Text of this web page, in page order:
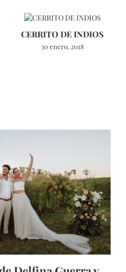
CERRITO DE INDIOS
30 enero, 2018